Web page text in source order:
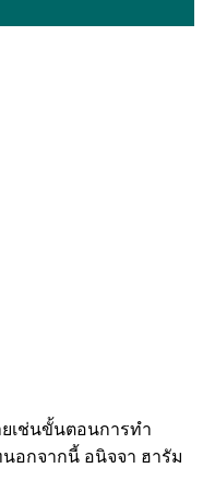
ยเช่นขั้นตอนการทำ
อกจากนี้ อนิจจา ฮารัม